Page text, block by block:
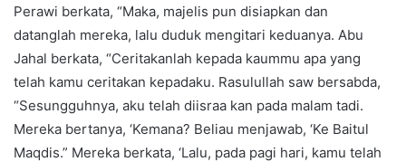
Perawi berkata, “Maka, majelis pun disiapkan dan
datanglah mereka, lalu duduk mengitari keduanya. Abu
Jahal berkata, “Ceritakanlah kepada kaummu apa yang
telah kamu ceritakan kepadaku. Rasulullah saw bersabda,
“Sesungguhnya, aku telah diisraa kan pada malam tadi.
Mereka bertanya, ‘Kemana? Beliau menjawab, ‘Ke Baitul
Maqdis.” Mereka berkata, ‘Lalu, pada pagi hari, kamu telah